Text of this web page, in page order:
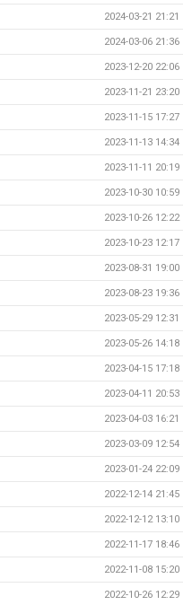
2024-03-21 21:21
2024-03-06 21:36
2023-12-20 22:06
2023-11-21 23:20
2023-11-15 17:27
2023-11-13 14:34
2023-11-11 20:19
2023-10-30 10:59
2023-10-26 12:22
2023-10-23 12:17
2023-08-31 19:00
2023-08-23 19:36
2023-05-29 12:31
2023-05-26 14:18
2023-04-15 17:18
2023-04-11 20:53
2023-04-03 16:21
2023-03-09 12:54
2023-01-24 22:09
2022-12-14 21:45
2022-12-12 13:10
2022-11-17 18:46
2022-11-08 15:20
2022-10-26 12:29